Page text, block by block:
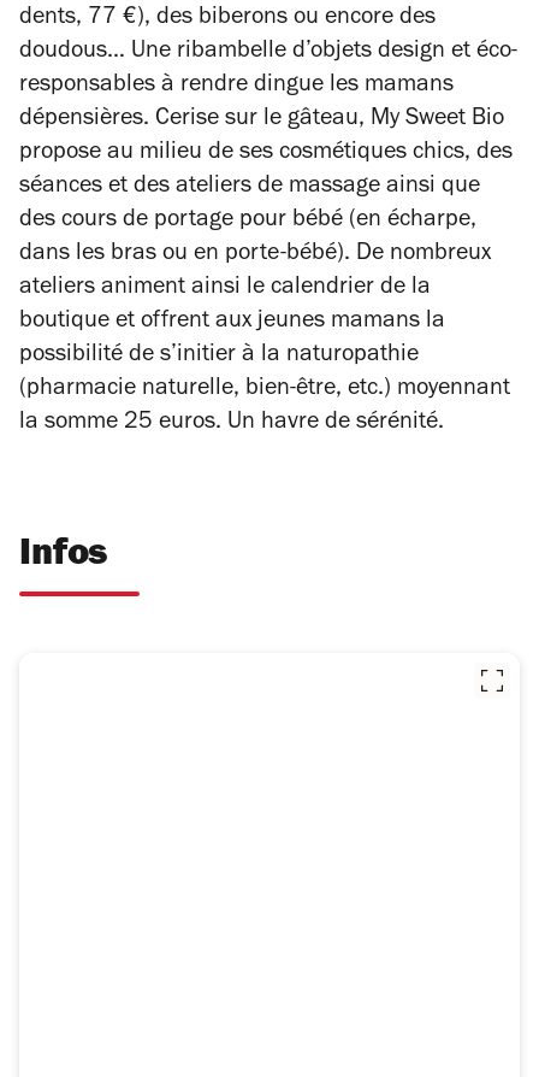
dents, 77 €), des biberons ou encore des
doudous… Une ribambelle d’objets design et éco-
responsables à rendre dingue les mamans
dépensières. Cerise sur le gâteau, My Sweet Bio
propose au milieu de ses cosmétiques chics, des
séances et des ateliers de massage ainsi que
des cours de portage pour bébé (en écharpe,
dans les bras ou en porte-bébé). De nombreux
ateliers animent ainsi le calendrier de la
boutique et offrent aux jeunes mamans la
possibilité de s’initier à la naturopathie
(pharmacie naturelle, bien-être, etc.) moyennant
la somme 25 euros. Un havre de sérénité.
Infos